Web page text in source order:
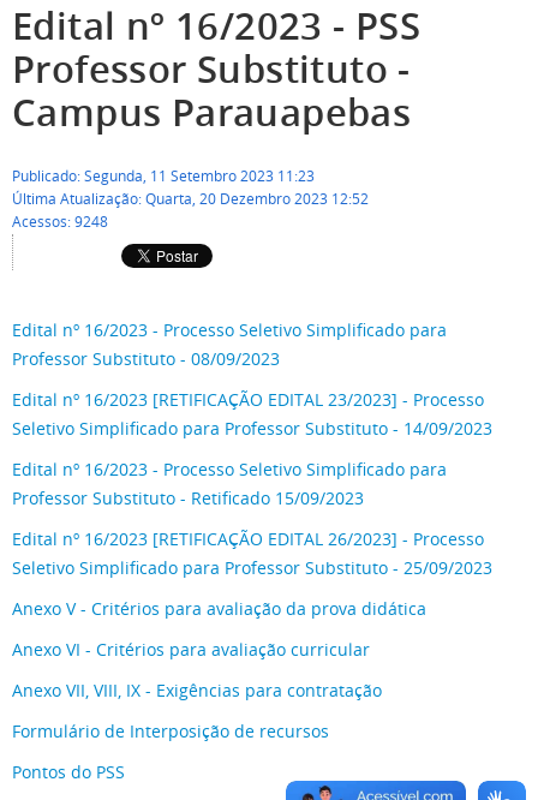
Edital nº 16/2023 - PSS
Professor Substituto -
Campus Parauapebas
Publicado: Segunda, 11 Setembro 2023 11:23
Última Atualização: Quarta, 20 Dezembro 2023 12:52
Acessos: 9248
Edital nº 16/2023 - Processo Seletivo Simplificado para
Professor Substituto - 08/09/2023
Edital nº 16/2023 [RETIFICAÇÃO EDITAL 23/2023] - Processo
Seletivo Simplificado para Professor Substituto - 14/09/2023
Edital nº 16/2023 - Processo Seletivo Simplificado para
Professor Substituto - Retificado 15/09/2023
Edital nº 16/2023 [RETIFICAÇÃO EDITAL 26/2023] - Processo
Seletivo Simplificado para Professor Substituto - 25/09/2023
Anexo V - Critérios para avaliação da prova didática
Anexo VI - Critérios para avaliação curricular
Anexo VII, VIII, IX - Exigências para contratação
Formulário de Interposição de recursos
Pontos do PSS